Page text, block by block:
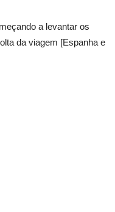
a levantar os
da viagem [Espanha e